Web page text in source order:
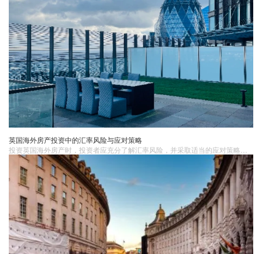
英国海外房产投资中的汇率风险与应对策略